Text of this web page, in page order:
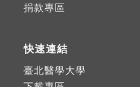
捐款專區
快速連結
臺北醫學大學